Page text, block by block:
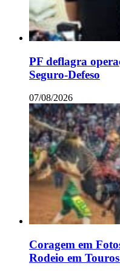
PF deflagra
Seguro-Defeso
07/08/2026
Coragem em
Rodeio em